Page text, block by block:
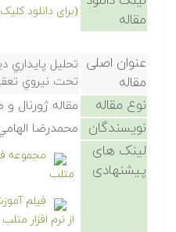
مقاله
(برای دانلود
عنوان اصلی
مقاله
تحليل پايداري
تحت نيروي
نوع مقاله مقاله ژورنال
نویسندگان محمدرضا
لینک های
پیشنهادی
مجموعه
متلب
فیلم
از نرم افزار متلب